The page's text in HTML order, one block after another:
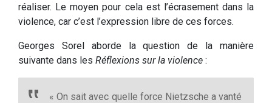
réaliser. Le moyen pour cela est l’écrasement dans la
violence, car c’est l’expression libre de ces forces.
Georges Sorel aborde la question de la manière
suivante dans les Réflexions sur la violence :
« On sait avec quelle force Nietzsche a vanté